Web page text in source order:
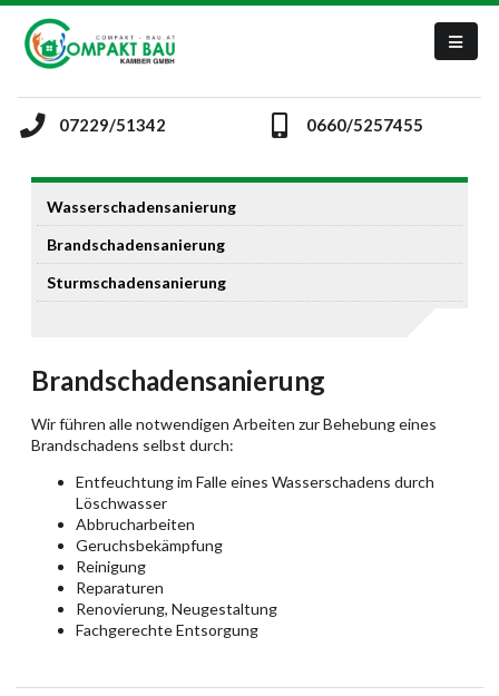
07229/51342 0660/5257455
Wasserschadensanierung
Brandschadensanierung
Sturmschadensanierung
Brandschadensanierung
Wir führen alle notwendigen Arbeiten zur Behebung eines
Brandschadens selbst durch:
Entfeuchtung im Falle eines Wasserschadens durch
Löschwasser
Abbrucharbeiten
Geruchsbekämpfung
Reinigung
Reparaturen
Renovierung, Neugestaltung
Fachgerechte Entsorgung